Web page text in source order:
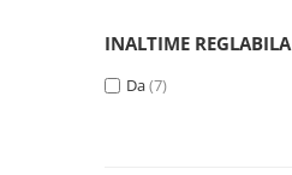
INALTIME REGLABILA
Da(7)